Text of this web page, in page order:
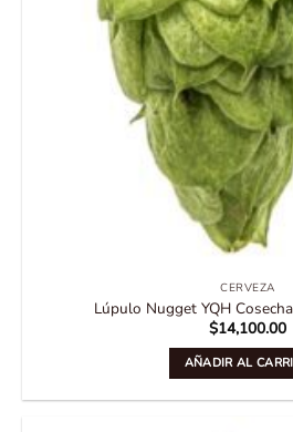
CERVEZA
Lúpulo Nugget YQH
$14,100.00
AÑADIR AL